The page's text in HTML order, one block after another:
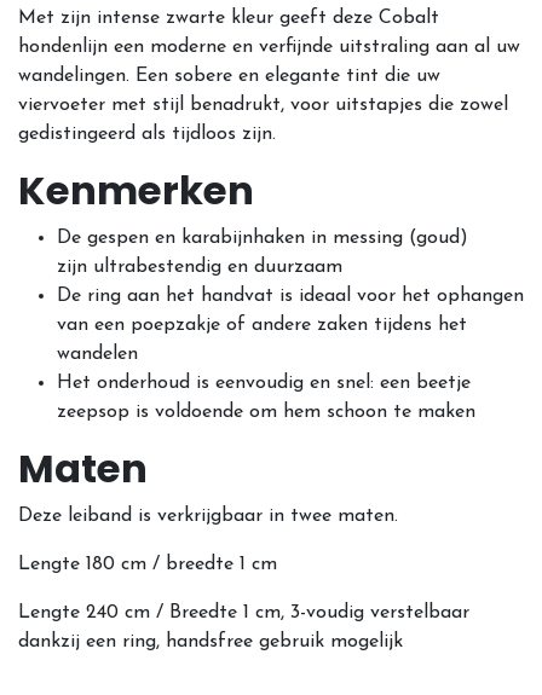
Met zijn intense zwarte kleur geeft deze Cobalt
hondenlijn een moderne en verfijnde uitstraling aan al uw
wandelingen. Een sobere en elegante tint die uw
viervoeter met stijl benadrukt, voor uitstapjes die zowel
gedistingeerd als tijdloos zijn.
Kenmerken
De gespen en karabijnhaken in messing (goud)
zijn ultrabestendig en duurzaam
De ring aan het handvat is ideaal voor het ophangen
van een poepzakje of andere zaken tijdens het
wandelen
Het onderhoud is eenvoudig en snel: een beetje
zeepsop is voldoende om hem schoon te maken
Maten
Deze leiband is verkrijgbaar in twee maten.
Lengte 180 cm / breedte 1 cm
Lengte 240 cm / Breedte 1 cm, 3-voudig verstelbaar
dankzij een ring, handsfree gebruik mogelijk